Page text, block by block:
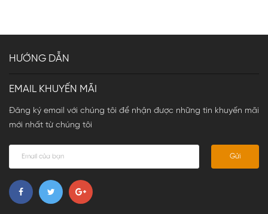
HƯỚNG DẪN
EMAIL KHUYẾN MÃI
Đăng ký email với chúng tôi để nhận được những tin khuyến mãi
mới nhất từ chúng tôi
Gửi